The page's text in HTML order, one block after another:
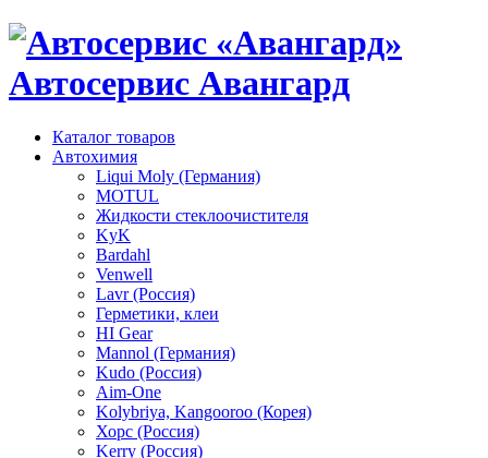
Автосервис Авангард
Каталог товаров
Автохимия
Liqui Moly (Германия)
MOTUL
Жидкости стеклоочистителя
KyK
Bardahl
Venwell
Lavr (Россия)
Герметики, клеи
HI Gear
Mannol (Германия)
Kudo (Россия)
Aim-One
Kolybriya, Kangooroo (Корея)
Хорс (Россия)
Kerry (Россия)